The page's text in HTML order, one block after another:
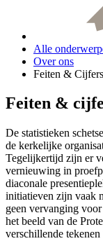
Alle
Over ons
Feiten & Cijfers
Feiten &
De statistieken
de kerkelijke
Tegelijkertijd zijn er
vernieuwing in
diaconale
initiatieven zijn vaak
geen vervanging
het beeld van de
verschillende